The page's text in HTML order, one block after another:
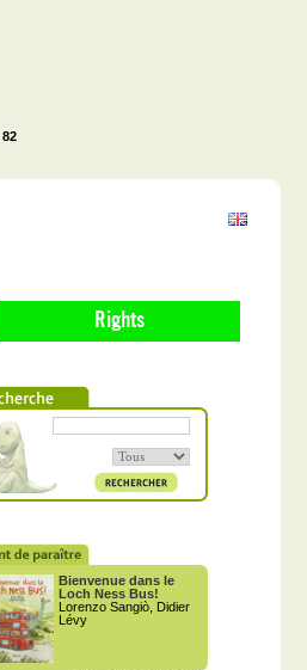
82
Rights
Bienvenue dans le
Loch Ness Bus!
Lorenzo Sangiò, Didier
Lévy